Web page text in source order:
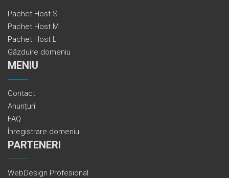
Pachet Host S
Pachet Host M
Pachet Host L
Găzduire domeniu
MENIU
Contact
Anunțuri
FAQ
Înregistrare domeniu
PARTENERI
WebDesign Profesional